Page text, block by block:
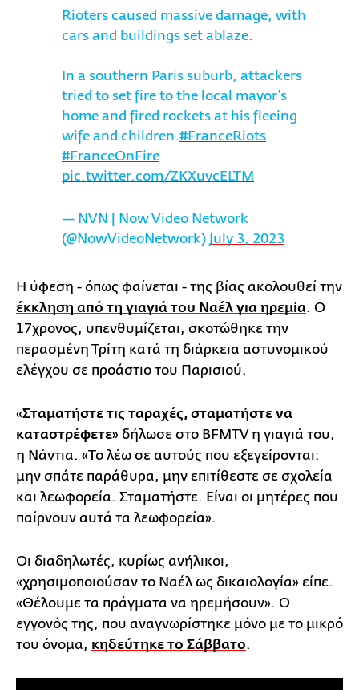
Rioters caused massive damage, with
cars and buildings set ablaze.
In a southern Paris suburb, attackers
tried to set fire to the local mayor's
home and fired rockets at his fleeing
wife and children.#FranceRiots
#FranceOnFire
pic.twitter.com/ZKXuvcELTM
— NVN | Now Video Network
(@NowVideoNetwork) July 3, 2023
Η ύφεση - όπως φαίνεται - της βίας ακολουθεί την
έκκληση από τη γιαγιά του Ναέλ για ηρεμία. Ο
17χρονος, υπενθυμίζεται, σκοτώθηκε την
περασμένη Τρίτη κατά τη διάρκεια αστυνομικού
ελέγχου σε προάστιο του Παρισιού.
«Σταματήστε τις ταραχές, σταματήστε να
καταστρέφετε» δήλωσε στο BFMTV η γιαγιά του,
η Νάντια. «Το λέω σε αυτούς που εξεγείρονται:
μην σπάτε παράθυρα, μην επιτίθεστε σε σχολεία
και λεωφορεία. Σταματήστε. Είναι οι μητέρες που
παίρνουν αυτά τα λεωφορεία».
Οι διαδηλωτές, κυρίως ανήλικοι,
«χρησιμοποιούσαν το Ναέλ ως δικαιολογία» είπε.
«Θέλουμε τα πράγματα να ηρεμήσουν». Ο
εγγονός της, που αναγνωρίστηκε μόνο με το μικρό
του όνομα, κηδεύτηκε το Σάββατο.